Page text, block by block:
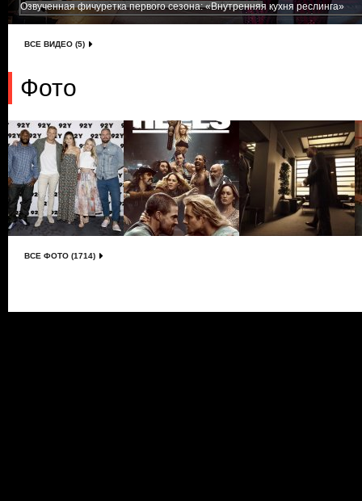
Озвученная фичуретка первого сезона: «Внутренняя кухня реслинга»
ВСЕ ВИДЕО (5)
Фото
ВСЕ ФОТО (1714)